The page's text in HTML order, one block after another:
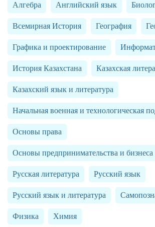
Алгебра Английский язык
Всемирная История География
Графика и проектирование
История Казахстана Казахская
Казахский язык и литература
Начальная военная и технологическая
Основы права
Основы предпринимательства и бизнеса
Русская литература Русский язык
Русский язык и литература
Физика Химия